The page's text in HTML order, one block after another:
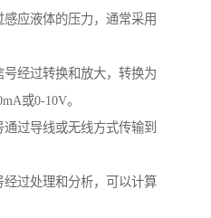
应液体的压力，通常采用
经过转换和放大，转换为
或0-10V。
过导线或无线方式传输到
过处理和分析，可以计算